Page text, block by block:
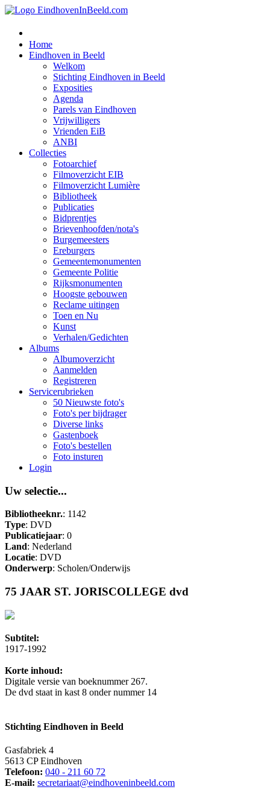
Home
Eindhoven in Beeld
Welkom
Stichting Eindhoven in Beeld
Exposities
Agenda
Parels van Eindhoven
Vrijwilligers
Vrienden EiB
ANBI
Collecties
Fotoarchief
Filmoverzicht EIB
Filmoverzicht Lumière
Bibliotheek
Publicaties
Bidprentjes
Brievenhoofden/nota's
Burgemeesters
Ereburgers
Gemeentemonumenten
Gemeente Politie
Rijksmonumenten
Hoogste gebouwen
Reclame uitingen
Toen en Nu
Kunst
Verhalen/Gedichten
Albums
Albumoverzicht
Aanmelden
Registreren
Servicerubrieken
50 Nieuwste foto's
Foto's per bijdrager
Diverse links
Gastenboek
Foto's bestellen
Foto insturen
Login
Uw selectie...
Bibliotheeknr.: 1142
Type: DVD
Publicatiejaar: 0
Land: Nederland
Locatie: DVD
Onderwerp: Scholen/Onderwijs
75 JAAR ST. JORISCOLLEGE dvd
Subtitel:
1917-1992
Korte inhoud:
Digitale versie van boeknummer 267.
De dvd staat in kast 8 onder nummer 14
Stichting Eindhoven in Beeld
Gasfabriek 4
5613 CP Eindhoven
Telefoon: 040 - 211 60 72
E-mail: secretariaat@eindhoveninbeeld.com